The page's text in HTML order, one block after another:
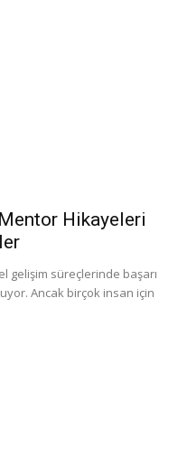
Mentor Hikayeleri
gelişim süreçlerinde başarı
Ancak birçok insan için